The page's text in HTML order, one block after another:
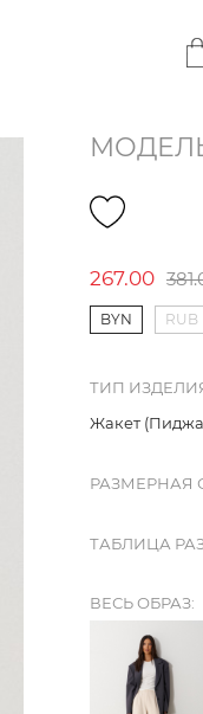
267.00
BYN RUB
ТИП
Жакет
РАЗМЕРНАЯ
ТАБЛИЦА
ВЕСЬ ОБРАЗ: